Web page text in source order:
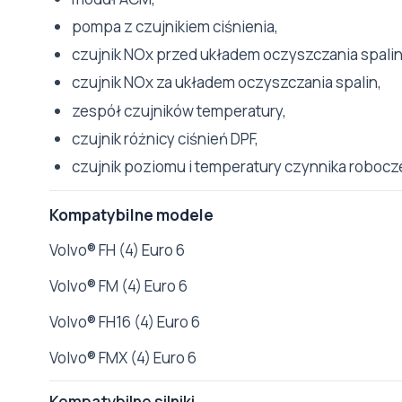
pompa z czujnikiem ciśnienia,
czujnik NOx przed układem oczyszczania
czujnik NOx za układem oczyszczania spalin,
zespół czujników temperatury,
czujnik różnicy ciśnień DPF,
czujnik poziomu i temperatury czynnika
Kompatybilne modele
Volvo® FH (4) Euro 6
Volvo® FM (4) Euro 6
Volvo® FH16 (4) Euro 6
Volvo® FMX (4) Euro 6